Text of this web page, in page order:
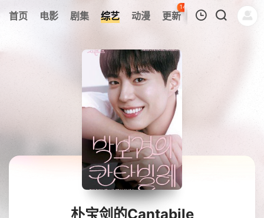
首页 电影 剧集 综艺 动漫 更新
142
热榜 APP
暂无观看影片的记录
朴宝剑的Cantabile